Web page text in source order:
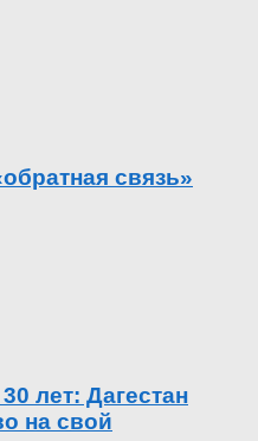
связь»
лет: Дагестан
на свой